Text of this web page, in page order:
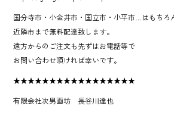
国分寺市・小金井市・国立市・小平市…はもちろ
近隣市まで無料配達致します。
遠方からのご注文も先ずはお電話等で
お問い合わせ頂ければ幸いです。
★★★★★★★★★★★★★★★★★
有限会社次男画坊 長谷川達也